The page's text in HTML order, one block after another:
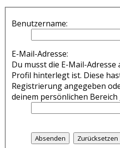
Benutzername:
E-Mail-Adresse:
Du musst die E-Mail-
Profil hinterlegt ist. Diese
Registrierung angegeben
deinem persönlichen Bereich